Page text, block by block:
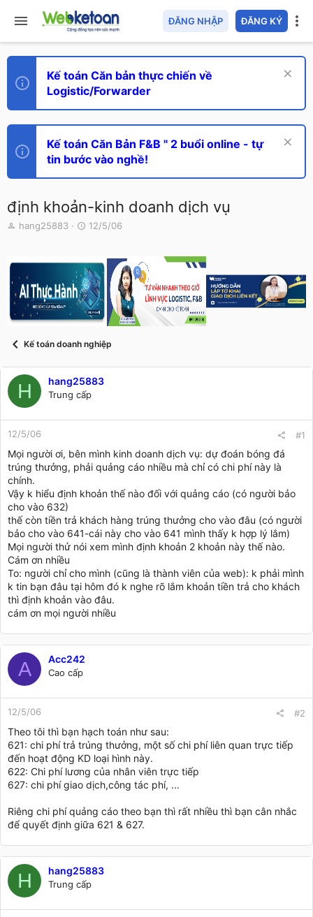
ĐĂNG NHẬP ĐĂNG KÝ
Kế toán Căn bản thực chiến về
Logistic/Forwarder
Kế toán Căn Bản F&B " 2 buổi online - tự
tin bước vào nghề!
định khoản-kinh doanh dịch vụ
T
e
a
d
s
a
r
hang25883
N
y
g
ử
i
12/5/06
Kế toán doanh nghiệp
H hang25883
Trung cấp
12/5/06 #1
Mọi người ơi, bên mình kinh doanh dịch vụ: dự đoán bóng đá
trúng thưởng, phải quảng cáo nhiều mà chỉ có chi phí này là
chính.
Vậy k hiểu định khoản thế nào đối với quảng cáo (có người bảo
cho vào 632)
thế còn tiền trả khách hàng trúng thưởng cho vào đâu (có người
bảo cho vào 641-cái này cho vào 641 mình thấy k hợp lý lắm)
Mọi người thử nói xem mình định khoản 2 khoản này thế nào.
Cám ơn nhiều
To: người chỉ cho mình (cũng là thành viên của web): k phải mình
k tin bạn đâu tại hôm đó k nghe rõ lắm khoản tiền trả cho khách
thì định khoản vào đâu.
cám ơn mọi người nhiều
A Acc242
Cao cấp
12/5/06 #2
Theo tôi thì bạn hạch toán như sau:
621: chi phí trả trúng thưởng, một số chi phí liên quan trực tiếp
đến hoạt động KD loại hình này.
622: Chi phí lương của nhân viên trực tiếp
627: chi phí giao dịch,công tác phí, ...
Riêng chi phí quảng cáo theo bạn thì rất nhiều thì bạn cân nhắc
để quyết định giữa 621 & 627.
H hang25883
Trung cấp